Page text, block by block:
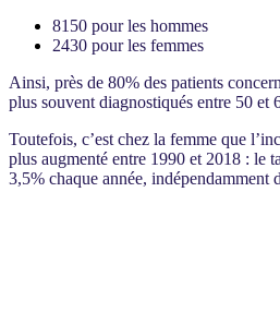
8150 pour les hommes
2430 pour les femmes
Ainsi, près de 80% des patients
plus souvent diagnostiqués entre 50 et
Toutefois, c’est chez la femme que
plus augmenté entre 1990 et 2018 : le
3,5% chaque année, indépendamment